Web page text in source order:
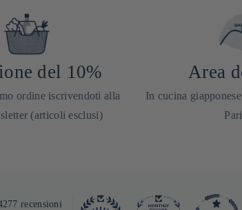
del 10%
ordine iscrivendoti alla
(articoli esclusi)
Area
In cucina
recensioni